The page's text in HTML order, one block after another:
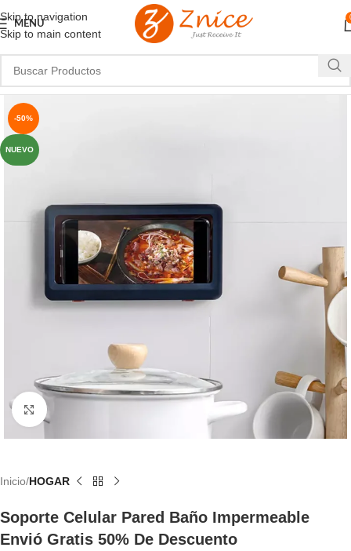
Skip to navigation
Skip to main content
MENU
-50%
NUEVO
Haga Clic Para Ampliar
Inicio HOGAR
Soporte Celular Pared Baño Impermeable
Envió Gratis 50% De Descuento